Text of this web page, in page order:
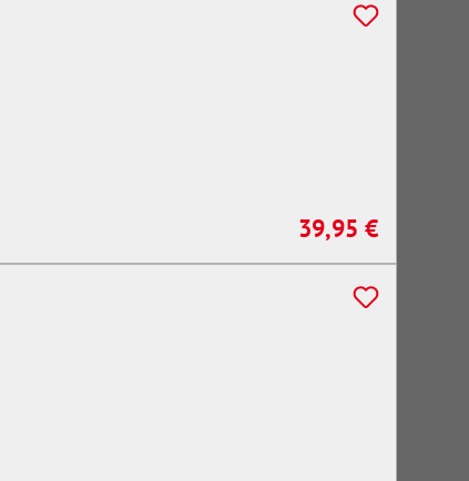
Regulärer Preis:
39,95 €